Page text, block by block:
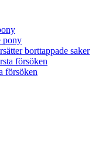
pony
borttappade saker
försöken
försöken